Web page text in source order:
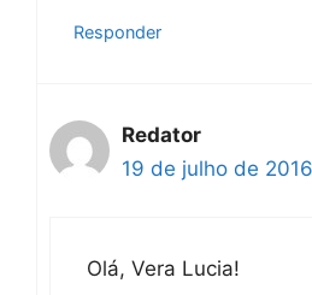
Responder
Redator
19 de julho de
Olá, Vera Lucia!